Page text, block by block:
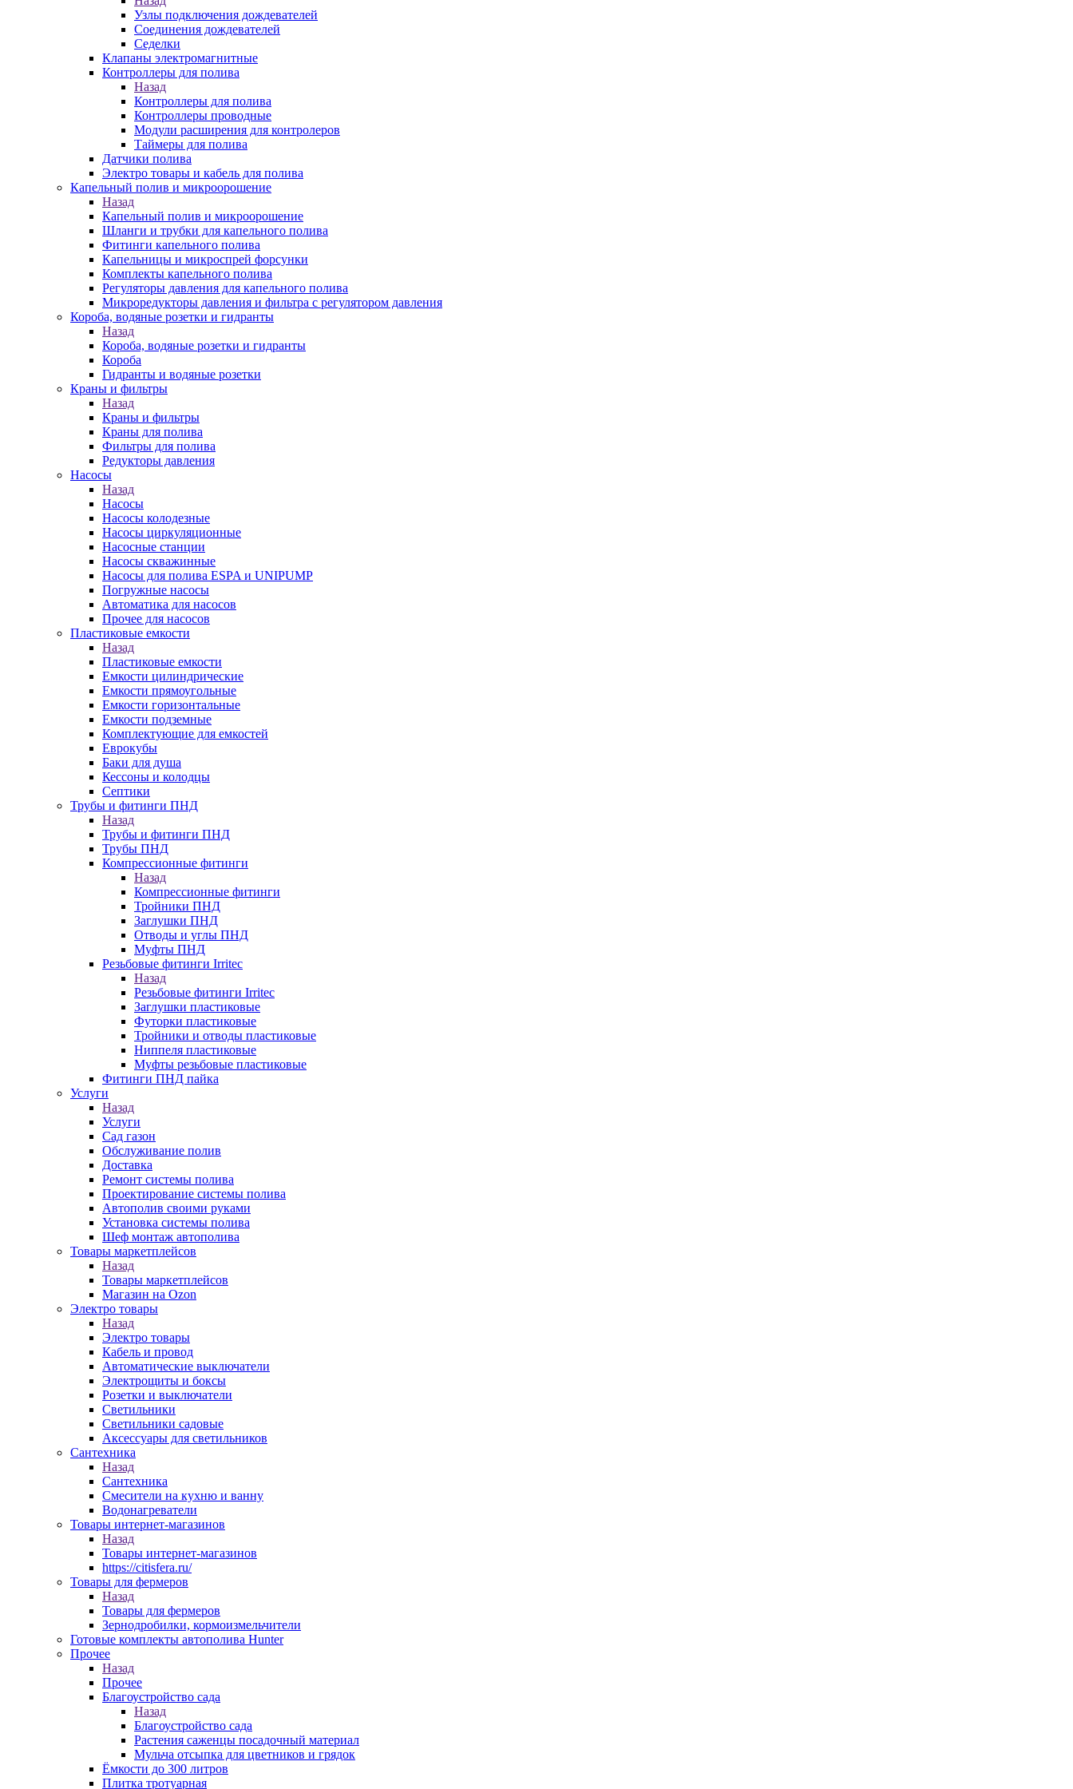
Узлы подключения дождевателей
Соединения дождевателей
Седелки
Клапаны электромагнитные
Контроллеры для полива
Назад
Контроллеры для полива
Контроллеры проводные
Модули расширения для контролеров
Таймеры для полива
Датчики полива
Электро товары и кабель для полива
Капельный полив и микроорошение
Назад
Капельный полив и микроорошение
Шланги и трубки для капельного полива
Фитинги капельного полива
Капельницы и микроспрей форсунки
Комплекты капельного полива
Регуляторы давления для капельного полива
Микроредукторы давления и фильтра с регулятором давления
Короба, водяные розетки и гидранты
Назад
Короба, водяные розетки и гидранты
Короба
Гидранты и водяные розетки
Краны и фильтры
Назад
Краны и фильтры
Краны для полива
Фильтры для полива
Редукторы давления
Насосы
Назад
Насосы
Насосы колодезные
Насосы циркуляционные
Насосные станции
Насосы скважинные
Насосы для полива ESPA и UNIPUMP
Погружные насосы
Автоматика для насосов
Прочее для насосов
Пластиковые емкости
Назад
Пластиковые емкости
Емкости цилиндрические
Емкости прямоугольные
Емкости горизонтальные
Емкости подземные
Комплектующие для емкостей
Еврокубы
Баки для душа
Кессоны и колодцы
Септики
Трубы и фитинги ПНД
Назад
Трубы и фитинги ПНД
Трубы ПНД
Компрессионные фитинги
Назад
Компрессионные фитинги
Тройники ПНД
Заглушки ПНД
Отводы и углы ПНД
Муфты ПНД
Резьбовые фитинги Irritec
Назад
Резьбовые фитинги Irritec
Заглушки пластиковые
Футорки пластиковые
Тройники и отводы пластиковые
Ниппеля пластиковые
Муфты резьбовые пластиковые
Фитинги ПНД пайка
Услуги
Назад
Услуги
Сад газон
Обслуживание полив
Доставка
Ремонт системы полива
Проектирование системы полива
Автополив своими руками
Установка системы полива
Шеф монтаж автополива
Товары маркетплейсов
Назад
Товары маркетплейсов
Магазин на Ozon
Электро товары
Назад
Электро товары
Кабель и провод
Автоматические выключатели
Электрощиты и боксы
Розетки и выключатели
Светильники
Светильники садовые
Аксессуары для светильников
Сантехника
Назад
Сантехника
Смесители на кухню и ванну
Водонагреватели
Товары интернет-магазинов
Назад
Товары интернет-магазинов
https://citisfera.ru/
Товары для фермеров
Назад
Товары для фермеров
Зернодробилки, кормоизмельчители
Готовые комплекты автополива Hunter
Прочее
Назад
Прочее
Благоустройство сада
Назад
Благоустройство сада
Растения саженцы посадочный материал
Мульча отсыпка для цветников и грядок
Ёмкости до 300 литров
Плитка тротуарная